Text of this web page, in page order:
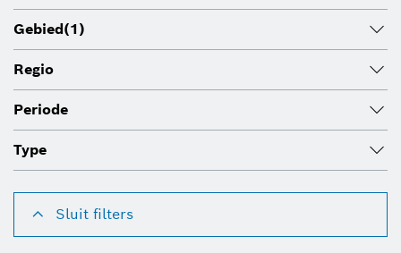
Gebied(1)
Regio
Periode
Type
Sluit filters